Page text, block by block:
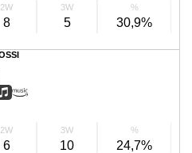
2W
8
3W
5
%
30,9%
2W
6
3W
10
%
24,7%